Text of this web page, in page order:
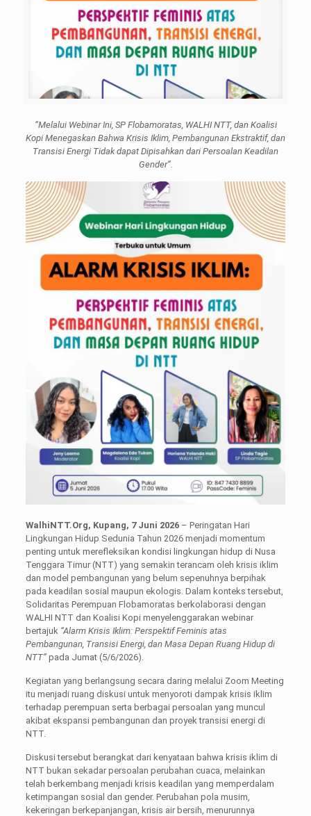
“Melalui Webinar Ini, SP Flobamoratas, WALHI NTT, dan Koalisi
Kopi Menegaskan Bahwa Krisis Iklim, Pembangunan Ekstraktif, dan
Transisi Energi Tidak dapat Dipisahkan dari Persoalan Keadilan
Gender”.
WalhiNTT.Org, Kupang, 7 Juni 2026– Peringatan Hari
Lingkungan Hidup Sedunia Tahun 2026 menjadi momentum
penting untuk merefleksikan kondisi lingkungan hidup di Nusa
Tenggara Timur (NTT) yang semakin terancam oleh krisis iklim
dan model pembangunan yang belum sepenuhnya berpihak
pada keadilan sosial maupun ekologis. Dalam konteks tersebut,
Solidaritas Perempuan Flobamoratas berkolaborasi dengan
WALHI NTT dan Koalisi Kopi menyelenggarakan webinar
bertajuk “Alarm Krisis Iklim: Perspektif Feminis atas
Pembangunan, Transisi Energi, dan Masa Depan Ruang Hidup di
NTT”pada Jumat (5/6/2026).
Kegiatan yang berlangsung secara daring melalui Zoom Meeting
itu menjadi ruang diskusi untuk menyoroti dampak krisis iklim
terhadap perempuan serta berbagai persoalan yang muncul
akibat ekspansi pembangunan dan proyek transisi energi di
NTT.
Diskusi tersebut berangkat dari kenyataan bahwa krisis iklim di
NTT bukan sekadar persoalan perubahan cuaca, melainkan
telah berkembang menjadi krisis keadilan yang memperdalam
ketimpangan sosial dan gender. Perubahan pola musim,
kekeringan berkepanjangan, krisis air bersih, menurunnya